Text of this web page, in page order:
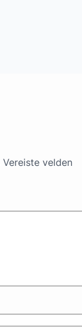
Vereiste velden